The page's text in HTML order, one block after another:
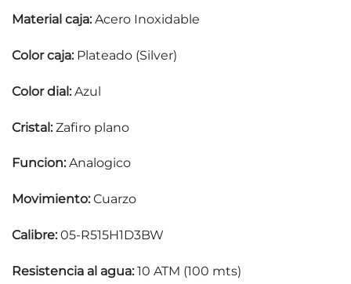
Material caja:Acero Inoxidable
Color caja:Plateado (Silver)
Color dial:Azul
Cristal:Zafiro plano
Funcion:Analogico
Movimiento:Cuarzo
Calibre:05-R515H1D3BW
Resistencia al agua:10 ATM (100 mts)